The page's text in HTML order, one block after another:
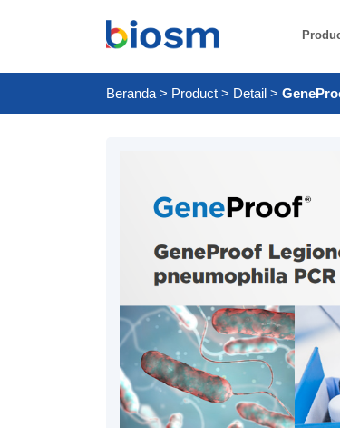
Beranda > Product > Detail >